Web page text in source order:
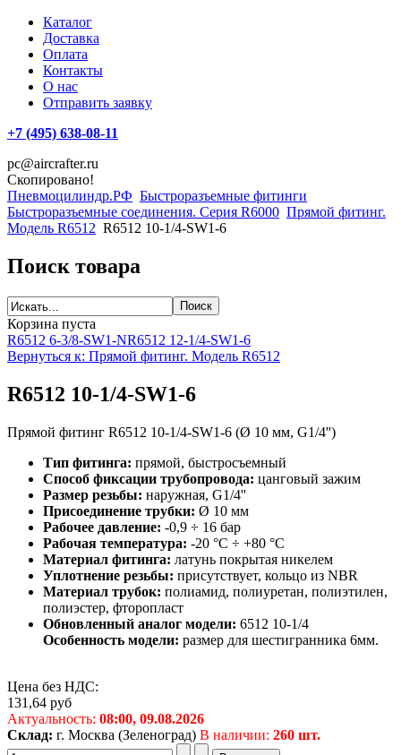
Каталог
Доставка
Оплата
Контакты
О нас
Отправить заявку
+7 (495) 638-08-11
pc@aircrafter.ru
Скопировано!
Пневмоцилиндр.РФ Быстроразъемные фитинги
Быстроразъемные соединения. Серия R6000 Прямой фитинг.
Модель R6512 R6512 10-1/4-SW1-6
Поиск товара
Корзина пуста
R6512 6-3/8-SW1-NR6512 12-1/4-SW1-6
Вернуться к: Прямой фитинг. Модель R6512
R6512 10-1/4-SW1-6
Прямой фитинг R6512 10-1/4-SW1-6 (Ø 10 мм, G1/4'')
Тип фитинга: прямой, быстросъемный
Способ фиксации трубопровода: цанговый зажим
Размер резьбы: наружная, G1/4''
Присоединение трубки: Ø 10 мм
Рабочее давление: -0,9 ÷ 16 бар
Рабочая температура: -20 °C ÷ +80 °C
Материал фитинга: латунь покрытая никелем
Уплотнение резьбы: присутствует, кольцо из NBR
Материал трубок: полиамид, полиуретан, полиэтилен,
полиэстер, фторопласт
Обновленный аналог модели: 6512 10-1/4
Особенность модели: размер для шестигранника 6мм.
Цена без НДС:
131,64 руб
Актуальность: 08:00, 09.08.2026
Склад: г. Москва (Зеленоград) В наличии: 260 шт.